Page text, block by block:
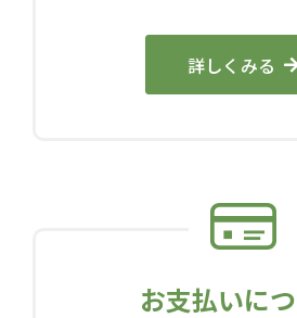
詳しくみる
お支払いに